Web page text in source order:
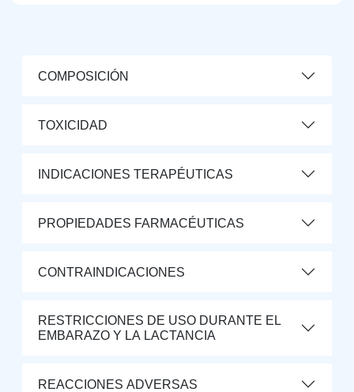
COMPOSICIÓN
TOXICIDAD
INDICACIONES TERAPÉUTICAS
PROPIEDADES FARMACÉUTICAS
CONTRAINDICACIONES
RESTRICCIONES DE USO DURANTE EL
EMBARAZO Y LA LACTANCIA
REACCIONES ADVERSAS